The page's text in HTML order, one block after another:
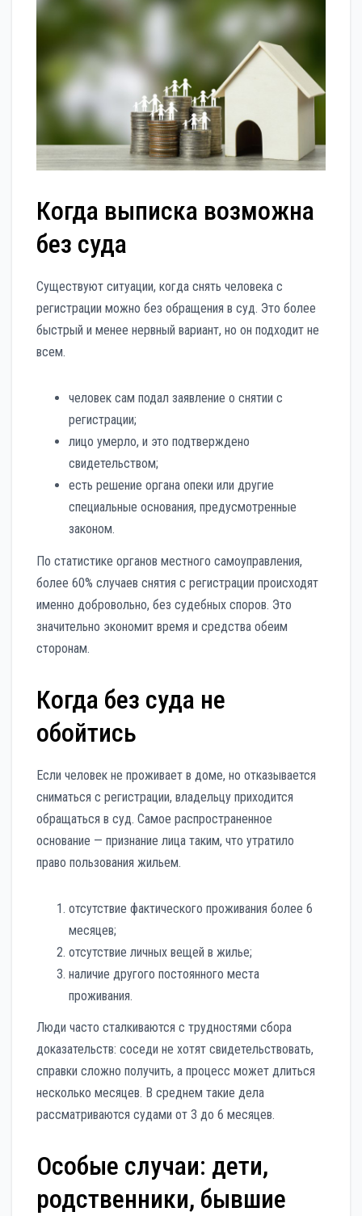
Когда выписка возможна
без суда
Существуют ситуации, когда снять человека с
регистрации можно без обращения в суд. Это более
быстрый и менее нервный вариант, но он подходит не
всем.
человек сам подал заявление о снятии с
регистрации;
лицо умерло, и это подтверждено
свидетельством;
есть решение органа опеки или другие
специальные основания, предусмотренные
законом.
По статистике органов местного самоуправления,
более 60% случаев снятия с регистрации происходят
именно добровольно, без судебных споров. Это
значительно экономит время и средства обеим
сторонам.
Когда без суда не
обойтись
Если человек не проживает в доме, но отказывается
сниматься с регистрации, владельцу приходится
обращаться в суд. Самое распространенное
основание — признание лица таким, что утратило
право пользования жильем.
отсутствие фактического проживания более 6
месяцев;
отсутствие личных вещей в жилье;
наличие другого постоянного места
проживания.
Люди часто сталкиваются с трудностями сбора
доказательств: соседи не хотят свидетельствовать,
справки сложно получить, а процесс может длиться
несколько месяцев. В среднем такие дела
рассматриваются судами от 3 до 6 месяцев.
Особые случаи: дети,
родственники, бывшие